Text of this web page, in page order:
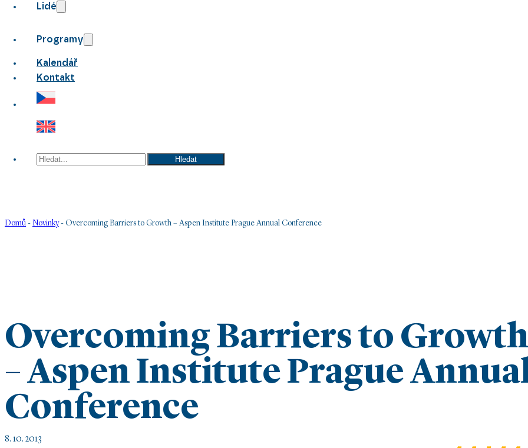
Lidé
Programy
Kalendář
Kontakt
Hledat Hledat
Domů - Novinky- Overcoming Barriers to Growth – Aspen Institute Prague Annual Conference
Overcoming Barriers to
– Aspen Institute Prague
Conference
8. 10. 2013